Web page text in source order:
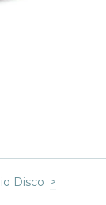
Disco >